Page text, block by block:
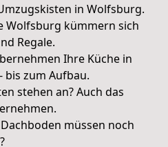
in Wolfsburg.
Wolfsburg kümmern sich
Regale.
Ihre Küche in
bis zum Aufbau.
stehen an? Auch das
müssen noch